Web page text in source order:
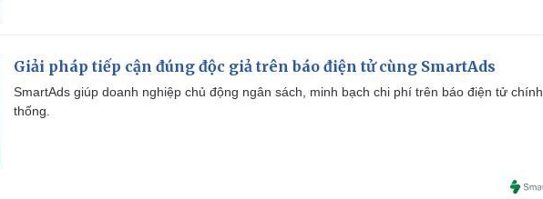
Giải pháp tiếp cận đúng độc giả trên báo điện tử cùng SmartAds
SmartAds giúp doanh nghiệp chủ động ngân sách, minh bạch chi phí trên báo điện tử chính
thống.